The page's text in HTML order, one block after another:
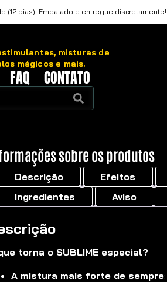
(12 dias). Embalado e entregue discretamente!
misturas de
mágicos e mais.
FAQ CONTATO
sobre os produtos
Descrição Efeitos
Ingredientes
Aviso
torna o SUBLIME especial?
A mistura mais forte de sempre